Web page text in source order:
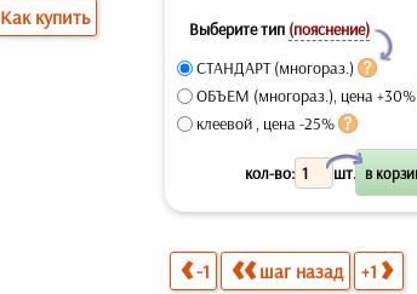
Как купить Выберите тип (пояснение)
Y
СТАНДАРТ (многораз.)
ОБЪЕМ (многораз.), цена +30%
клеевой , цена -25%
кол-во: шт.
X
-1 шаг назад +1